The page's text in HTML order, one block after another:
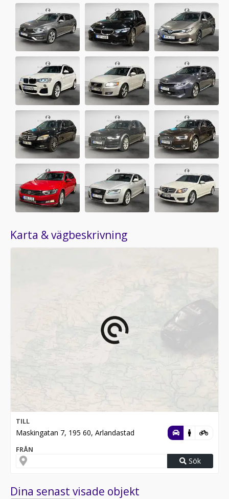
Karta & vägbeskrivning
TILL
Maskingatan 7, 195 60, Arlandastad
FRÅN
Sök
Dina senast visade objekt